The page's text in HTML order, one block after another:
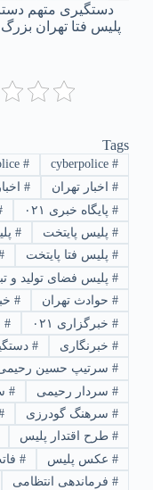
پلیس فتا تهران
Tags
#
cyberpolice
#
police
#اخبار تهران #
#پایگاه خبری ۰۲۱
#پلیس پایتخت #
#پلیس فتا پایتخت
#پلیس فضای تولید و
#حوادث تهران #
#خبرگزاری ۰۲۱ #
#خبرنگاری #
#سرتیپ حسین
#سردار رحیمی #
#سرهنگ گودرزی
#طرح اقتدار پلیس
#عکس پلیس #
#فرماندهی انتظامی